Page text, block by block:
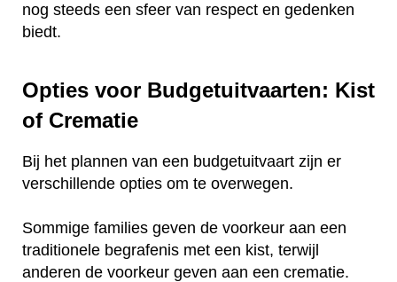
nog steeds een sfeer van respect en gedenken
biedt.
Opties voor Budgetuitvaarten: Kist
of Crematie
Bij het plannen van een budgetuitvaart zijn er
verschillende opties om te overwegen.
Sommige families geven de voorkeur aan een
traditionele begrafenis met een kist, terwijl
anderen de voorkeur geven aan een crematie.